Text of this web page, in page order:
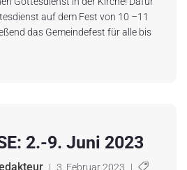
auf dem Fest von 10 –11
das Gemeindefest für alle bis
2.-9. Juni 2023
| 3. Februar 2023 |